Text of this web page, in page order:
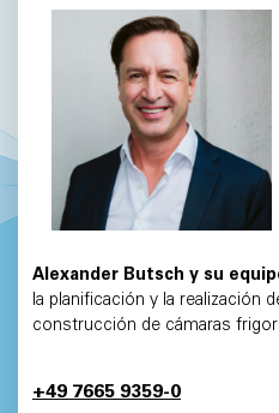
Alexander Butsch y su
la planificación y la realización
construcción de cámaras
+49 7665 9359-0